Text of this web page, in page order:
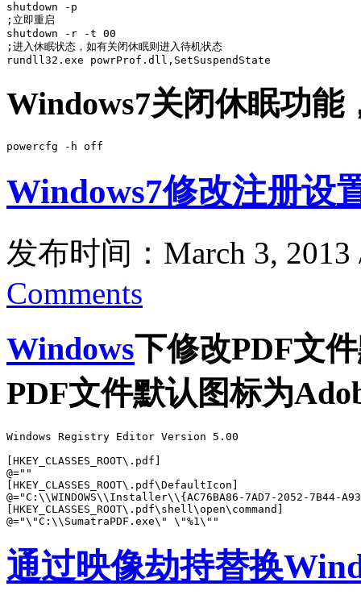
shutdown -p
;立即重启
shutdown -r -t 00
;进入休眠状态，如有关闭休眠则进入待机状态
rundll32.exe powrProf.dll,SetSuspendState
Windows7关闭休眠功能
powercfg -h off
Windows7修改注册设
发布时间：March 3,
Comments
Windows下修改PDF文
PDF文件默认图标为
Windows Registry Editor Version 5.00
[HKEY_CLASSES_ROOT\.pdf]
@=""
[HKEY_CLASSES_ROOT\.pdf\DefaultIcon]
@="C:\\WINDOWS\\Installer\\{AC76BA86-7AD7-2052-7B44-
[HKEY_CLASSES_ROOT\.pdf\shell\open\command]
@="\"C:\\SumatraPDF.exe\" \"%1\""
通过映像劫持替换